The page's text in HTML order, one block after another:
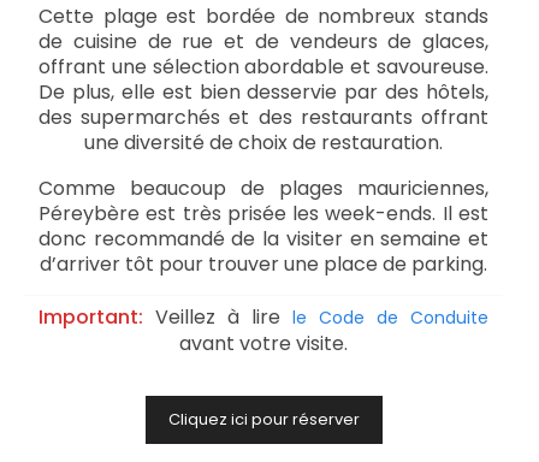
Cette plage est bordée de nombreux stands
de cuisine de rue et de vendeurs de glaces,
offrant une sélection abordable et savoureuse.
De plus, elle est bien desservie par des hôtels,
des supermarchés et des restaurants offrant
une diversité de choix de restauration.
Comme beaucoup de plages mauriciennes,
Péreybère est très prisée les week-ends. Il est
donc recommandé de la visiter en semaine et
d’arriver tôt pour trouver une place de parking.
Important: Veillez à lire le Code de Conduite
avant votre visite.
Cliquez ici pour réserver